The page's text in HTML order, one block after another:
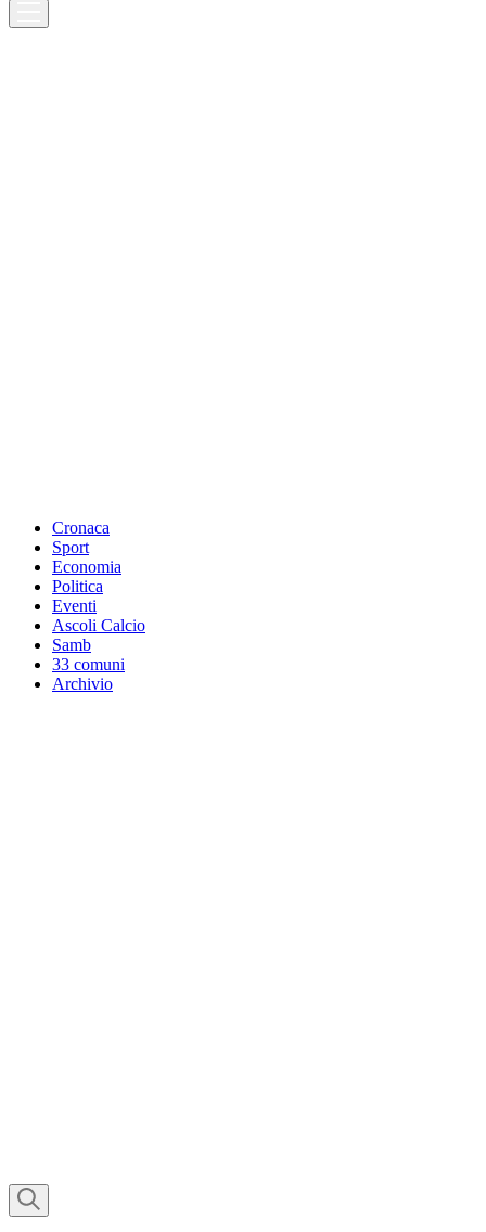
Cronaca
Sport
Economia
Politica
Eventi
Ascoli Calcio
Samb
33 comuni
Archivio